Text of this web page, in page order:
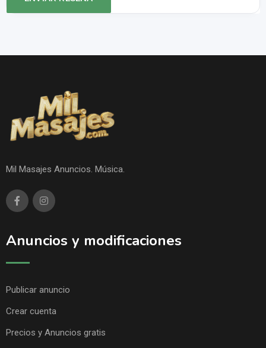
Mil Masajes Anuncios. Música.
Anuncios y modificaciones
Publicar anuncio
Crear cuenta
Precios y Anuncios gratis